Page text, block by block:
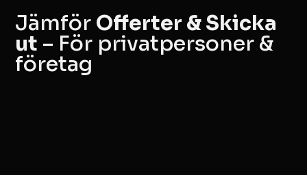
Jämför Offerter & Skicka
ut – För privatpersoner &
företag